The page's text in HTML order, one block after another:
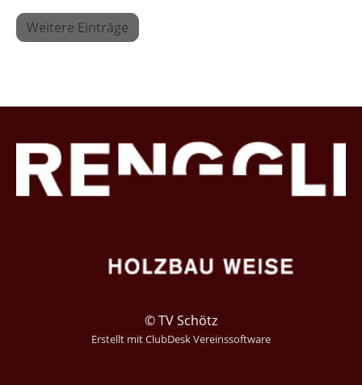
Weitere Einträge
© TV Schötz
Erstellt mit ClubDesk Vereinssoftware